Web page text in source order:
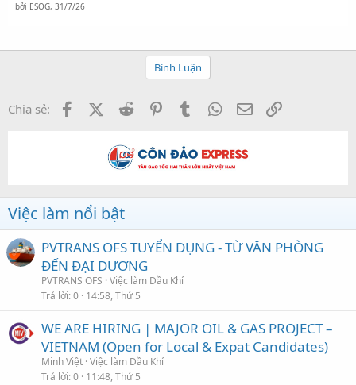
bởi ESOG, 31/7/26
Bình Luận
Chia sẻ: FacebookX (Twitter)
Reddit PinterestTumblr WhatsApp
Email
Việc làm nổi bật
PVTRANS OFS TUYỂN DỤNG - TỪ VĂN PHÒNG
ĐẾN ĐẠI DƯƠNG
PVTRANS OFS Việc làm Dầu Khí
Trả lời 0 14:58, Thứ 5
WE ARE HIRING | MAJOR OIL & GAS PROJECT –
VIETNAM (Open for Local & Expat Candidates)
Minh Việt Việc làm Dầu Khí
Trả lời 0 11:48, Thứ 5